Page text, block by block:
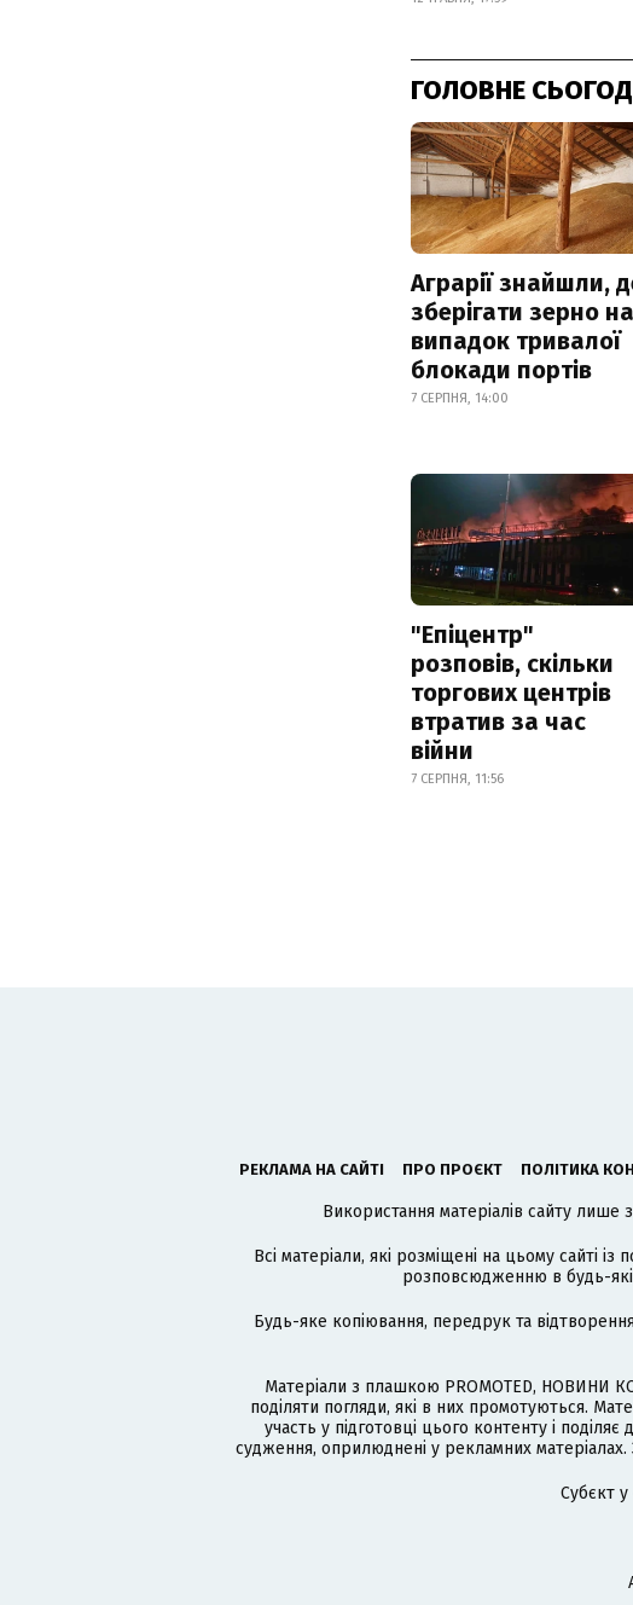
ГОЛОВНЕ
Аграрії знайшли,
зберігати зерно на
випадок тривалої
блокади портів
7 СЕРПНЯ, 14:00
"Епіцентр"
розповів, скільки
торгових центрів
втратив за час
війни
7 СЕРПНЯ, 11:56
РЕКЛАМА НА САЙТІ ПРО ПРОЄКТ ПОЛІТИКА
Використання матеріалів сайту лише
Всі матеріали, які розміщені на цьому сайті із
розповсюдженню в будь-
Будь-яке копіювання, передрук та
Матеріали з плашкою PROMOTED, НОВИНИ
поділяти погляди, які в них промотуються.
участь у підготовці цього контенту і
судження, оприлюднені у рекламних матеріалах.
Cубєкт